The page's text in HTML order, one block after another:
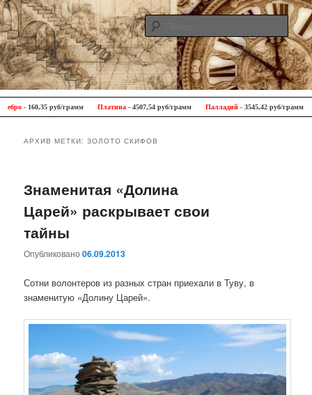
Antique Trip
Главное меню
Перейти к основному содержимому
Перейти к дополнительному содержимому
- 160,35 руб/грамм Платина- 4507,54 руб/грамм Палладий- 3545,42 руб/грамм
АРХИВ МЕТКИ:ЗОЛОТО СКИФОВ
Знаменитая «Долина
Царей» раскрывает свои
тайны
Опубликовано06.09.2013
Сотни волонтеров из разных стран приехали в Туву, в
знаменитую «Долину Царей».